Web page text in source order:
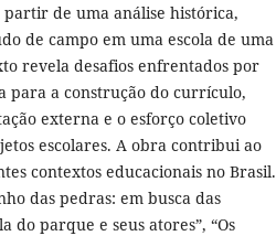
de uma análise histórica,
de campo em uma escola de uma
revela desafios enfrentados por
para a construção do currículo,
externa e o esforço coletivo
escolares. A obra contribui ao
contextos educacionais no Brasil.
das pedras: em busca das
do parque e seus atores”, “Os